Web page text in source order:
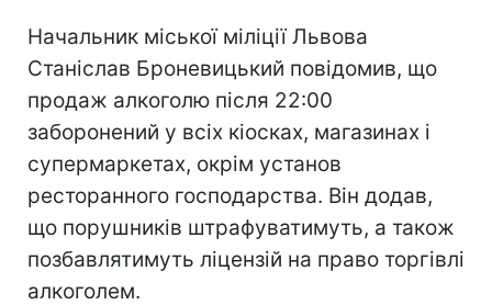
Начальник міської міліції Львова
Станіслав Броневицький повідомив, що
продаж алкоголю після 22:00
заборонений у всіх кіосках, магазинах і
супермаркетах, окрім установ
ресторанного господарства. Він додав,
що порушників штрафуватимуть, а також
позбавлятимуть ліцензій на право торгівлі
алкоголем.